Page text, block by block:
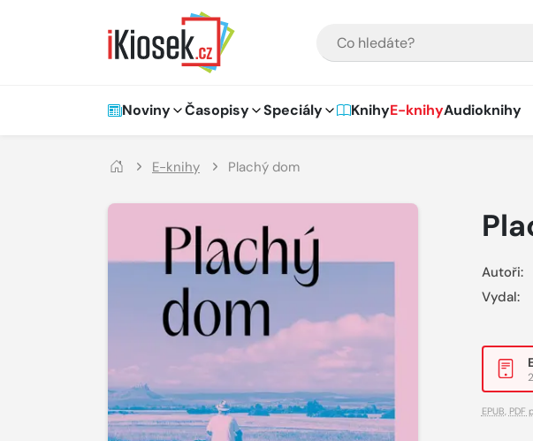
Hlavní navigace
Noviny Časopisy Speciály KnihyE-knihyAudioknihy
E-knihy Plachý dom
Autoři:
Vydal:
EPUB PDF